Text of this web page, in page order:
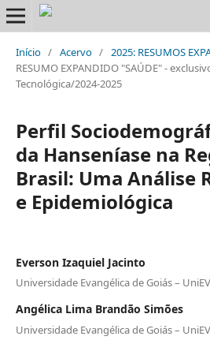
Início / Acervo / 2025: RESUMOS
RESUMO EXPANDIDO "SAÚDE" -
Tecnológica/2024-2025
Perfil
da Hanseníase na
Brasil: Uma Análise
e Epidemiológica
Everson Izaquiel Jacinto
Universidade Evangélica de Goiás –
Angélica Lima Brandão Simões
Universidade Evangélica de Goiás –